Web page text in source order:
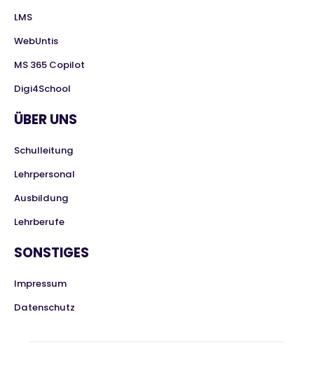
LMS
WebUntis
MS 365 Copilot
Digi4School
ÜBER UNS
Schulleitung
Lehrpersonal
Ausbildung
Lehrberufe
SONSTIGES
Impressum
Datenschutz